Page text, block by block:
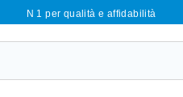
N 1 per qualità e affidabilità